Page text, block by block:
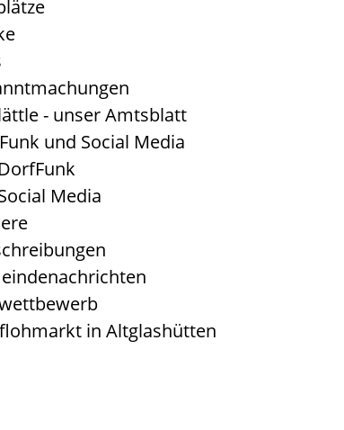
- unser Amtsblatt
und Social Media
DorfFunk
Media
in Altglashütten